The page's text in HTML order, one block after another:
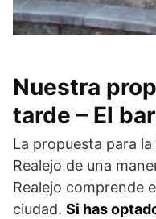
Nuestra
tarde – El
La propuesta para
Realejo de una
Realejo comprende
ciudad. Si has